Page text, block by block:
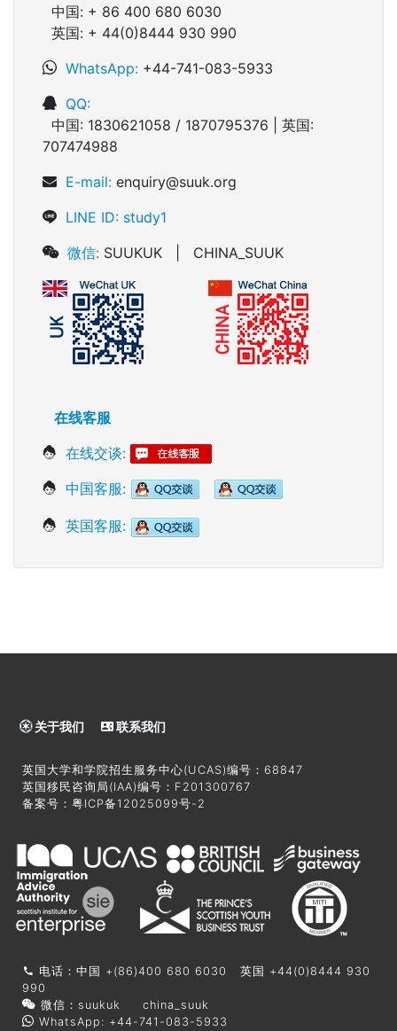
中国: + 86 400 680 6030
英国: + 44(0)8444 930 990
WhatsApp: +44-741-083-5933
QQ:
中国: 1830621058 / 1870795376 | 英国:
707474988
E-mail: enquiry@suuk.org
LINE ID: study1
微信: SUUKUK | CHINA_SUUK
在线客服
在线交谈:
中国客服:
英国客服:
关于我们 联系我们
英国大学和学院招生服务中心(UCAS)编号：68847
英国移民咨询局(IAA)编号：F201300767
备案号： 粤ICP备12025099号-2
电话：中国 +(86)400 680 6030 英国 +44(0)8444 930
990
微信：suukuk china_suuk
WhatsApp: +44-741-083-5933